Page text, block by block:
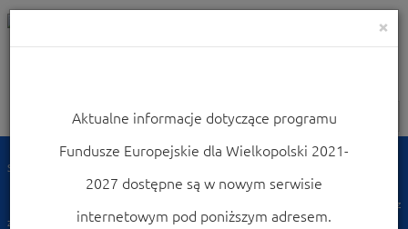
Nawigacja
Strona główna
Przykłady najciekawszych projektów
Rozwój systemu komunikacji publicznej Aglomeracji Kalisko-Ostrowskiej wraz
z modernizacją oświetlenia ulicznego - Miasto Kalisz.
×
Aktualne informacje dotyczące programu
Fundusze Europejskie dla Wielkopolski 2021-
2027 dostępne są w nowym serwisie
internetowym pod poniższym adresem.